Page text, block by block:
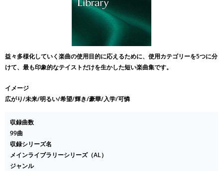
益々多様化していく楽曲の使用目的に応えるために、使用カテゴリーを5つに分
けて、最も印象的なテイストだけを生かした短い楽曲集です。
イメージ
広がり/未来/明るい/希望/輝き/豪華/入学/可憐
収録曲数
99曲
収録シリーズ名
メインライブラリーシリーズ（AL）
ジャンル